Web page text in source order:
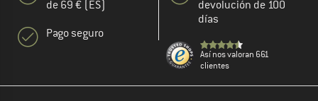
de 69 € (ES)
Pago seguro
devolución de 100
días
Así nos valoran 661
clientes